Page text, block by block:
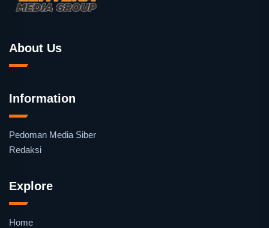
About Us
Information
Pedoman Media Siber
Redaksi
Explore
Home